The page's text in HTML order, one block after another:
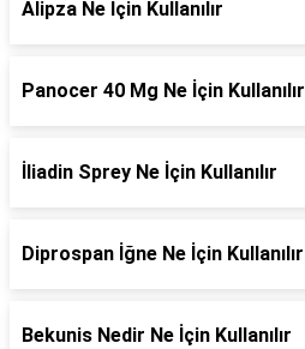
Alipza Ne İçin Kullanılır
Panocer 40 Mg Ne İçin Kullanılır
İliadin Sprey Ne İçin Kullanılır
Diprospan İğne Ne İçin Kullanılır
Bekunis Nedir Ne İçin Kullanılır